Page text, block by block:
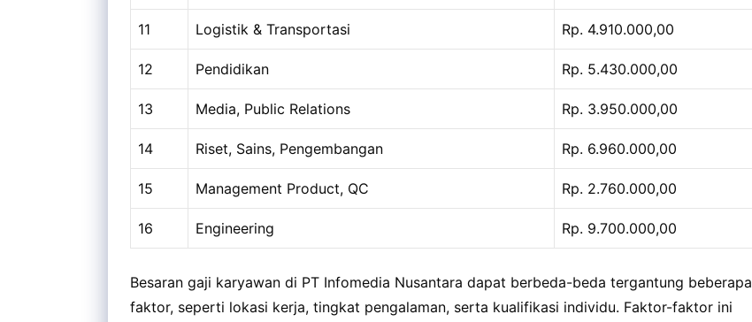
11 Logistik & Transportasi Rp. 4.910.000,00
12 Pendidikan Rp. 5.430.000,00
13 Media, Public Relations Rp. 3.950.000,00
14 Riset, Sains, Pengembangan Rp. 6.960.000,00
15 Management Product, QC Rp. 2.760.000,00
16 Engineering Rp. 9.700.000,00
Besaran gaji karyawan di PT Infomedia Nusantara dapat berbeda-beda tergantung beberapa
faktor, seperti lokasi kerja, tingkat pengalaman, serta kualifikasi individu. Faktor-faktor ini